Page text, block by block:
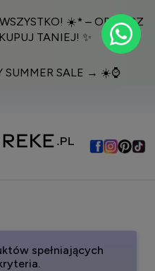
☀️* – ODBIERZ
TANIEJ! ✨
SUMMER SALE → ☀️⌚️
spełniających